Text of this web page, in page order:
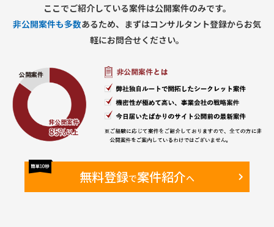
• 業務整理
• 利用部門との各種調整
• 利用マニュアル整備
• 指示待ちではなく主体的に動ける方
• 複数案件を同時並行で管理できる方
• 課題を整理して関係者を巻き込める方
• 業務とシステム双方の観点で提案できる方
• ベンダー任せにせず推進できる方
ここでご紹介している案件は公開案件のみです。
非公開案件も多数あるため、まずはコンサルタント登録からお気
軽にお問合せください。
無料登録で案件紹介へ